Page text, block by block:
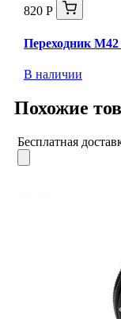
820 Р
Переходник
В наличии
Похожие
Бесплатная